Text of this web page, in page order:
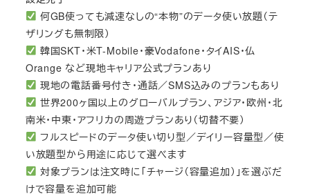
何GB使っても減速なしの“本物”のデータ使い放題（テ
ザリングも無制限）
韓国SKT・米T-Mobile・豪Vodafone・タイAIS・仏
Orange など現地キャリア公式プランあり
現地の電話番号付き・通話／SMS込みのプランもあり
世界200ヶ国以上のグローバルプラン、アジア・欧州・北
南米・中東・アフリカの周遊プランあり（切替不要）
フルスピードのデータ使い切り型／デイリー容量型／使
い放題型から用途に応じて選べます
対象プランは注文時に「チャージ（容量追加）」を選ぶだ
けで容量を追加可能